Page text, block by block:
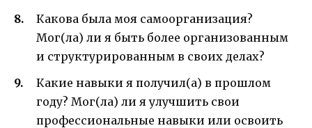
Какова была моя самоорганизация?
Мог(ла) ли я быть более организованным
и структурированным в своих делах?
Какие навыки я получил(а) в прошлом
году? Мог(ла) ли я улучшить свои
профессиональные навыки или освоить